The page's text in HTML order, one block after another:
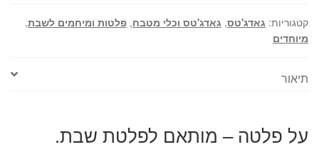
קטגוריות: גאדג'טס, גאדג'טס וכלי מטבח, פלטות ומיחמים לשבת,
מיוחדים
תיאור
על פלטה – מותאם לפלטת שבת.